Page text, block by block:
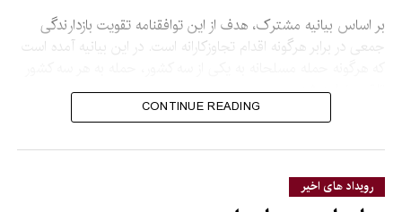
بر اساس بیانیه مشترک، هدف از این توافقنامه تقویت بازدارندگی
جمعی در برابر هرگونه اقدام تجاوزکارانه است. در این بیانیه آمده است
تلقی خواهد شد.
در حالی که در بیانیه جزئیاتی درباره تعهدات یا مسئولیت‌های هر یک
از طرف‌ها در چارچوب آنچه «توافقنامه مشترک دفاعی مکه» نامیده
شده، ارائه نشده است، تأکید شده که این پیمان با هدف تقویت امنیت
جمعی و ترویج صلح، امنیت و ثبات در منطقه و فراتر از آن منعقد
CONTINUE READING
رویداد های اخیر